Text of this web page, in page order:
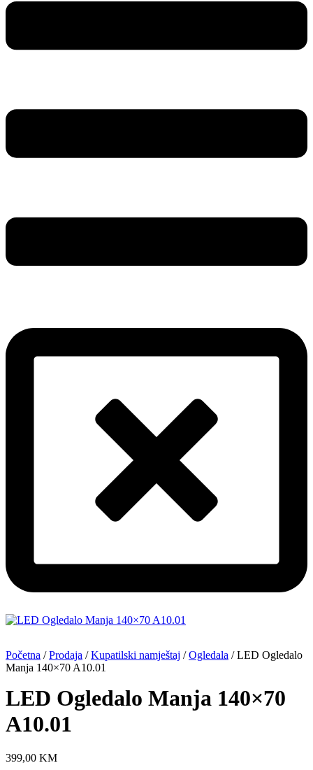
Početna /Prodaja /Kupatilski namještaj /Ogledala / LED Ogledalo
Manja 140×70 A10.01
LED Ogledalo Manja 140×70
A10.01
399,00 KM